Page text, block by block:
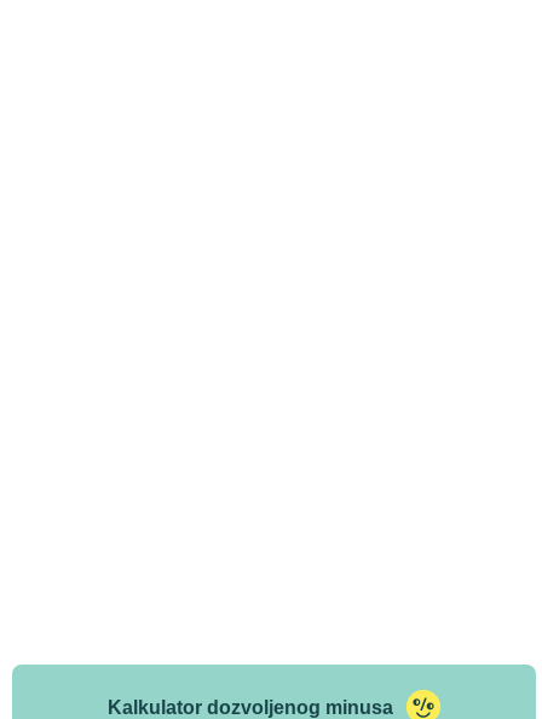
Kalkulator dozvoljenog minusa